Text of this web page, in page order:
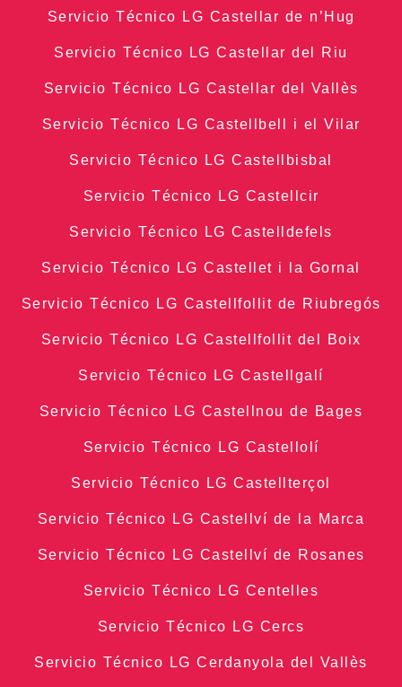
Servicio Técnico LG Castellar de n’Hug
Servicio Técnico LG Castellar del Riu
Servicio Técnico LG Castellar del Vallès
Servicio Técnico LG Castellbell i el Vilar
Servicio Técnico LG Castellbisbal
Servicio Técnico LG Castellcir
Servicio Técnico LG Castelldefels
Servicio Técnico LG Castellet i la Gornal
Servicio Técnico LG Castellfollit de Riubregós
Servicio Técnico LG Castellfollit del Boix
Servicio Técnico LG Castellgalí
Servicio Técnico LG Castellnou de Bages
Servicio Técnico LG Castellolí
Servicio Técnico LG Castellterçol
Servicio Técnico LG Castellví de la Marca
Servicio Técnico LG Castellví de Rosanes
Servicio Técnico LG Centelles
Servicio Técnico LG Cercs
Servicio Técnico LG Cerdanyola del Vallès